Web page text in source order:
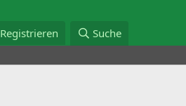
Registrieren Suche